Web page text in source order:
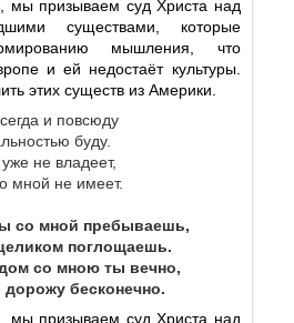
мы призываем суд Христа над
существами, которые
мышления, что
и ей недостаёт культуры.
этих существ из Америки.
и повсюду
буду.
не владеет,
мной не имеет.
со мной пребываешь,
поглощаешь.
со мною ты вечно,
бесконечно.
мы призываем суд Христа над